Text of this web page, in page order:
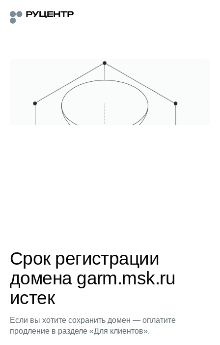
Срок регистрации
домена garm.msk.ru
истек
Если вы хотите сохранить домен — оплатите
продление в разделе «Для клиентов».